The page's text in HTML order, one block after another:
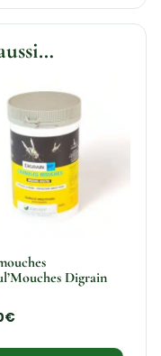
Digrain
€